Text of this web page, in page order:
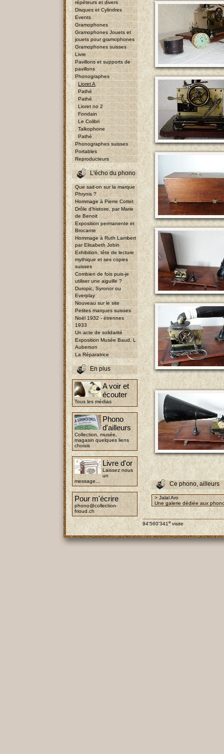
répéteurs et divers
Disques et Cylindres
Events
Gramophones
Gramophones Jouets et
jouets pour gramophones
Gramophones suisses
Livre
Pavillons et supports de
pavillons
Phonographes
Lioret A
Pathé
Pathé
Lioret no 2
Fondain
Le Colibri
Talkophone
Pathé
Phonographes suisses
Portables
Reproducteurs
L'écho du phono
Que sait-on sur la marque
Phrynis ?
Hommage à Pierre Cottet
Drôle d'histoire, par Marie
de Benoit
Exposition permanente et
Brocante
Hommage à Ruth Lambert
par Elisabeth Jobin
Exhibition, tête de lecture
mythique et ses copies
suisses
Combien de fois puis-je
utiliser une aiguille ?
Duropic, Syronor ou
Everplay
Nouveau sur le site
Petites marques suisses
Noël 1932 - étrennes
1933
Un acte de solidarité
Exposition Musée Baud, L
Auberson
La Réparatrice
En plus
A voir et
écouter
Tous les médias
Phono
d'ailleurs
Collection, musée,
magasin quelques liens
choisis
Livre d'or
Laissez nous
un
message...
Pour m'écrire
phono@collection-
frioud.ch
Ce phono, ailleurs
> Jalal Aro
Une galerie dédiée aux
94'560'341e visite